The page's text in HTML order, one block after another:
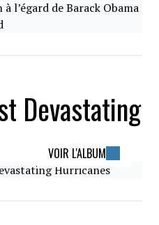
Devastating
VOIR L'ALBUM